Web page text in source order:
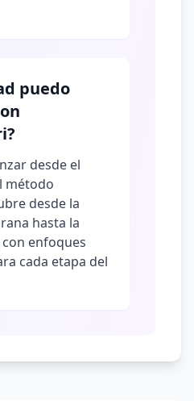
puedo
desde el
método
desde la
hasta la
enfoques
cada etapa del